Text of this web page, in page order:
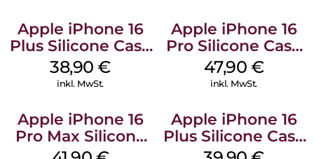
Apple iPhone 16
Plus Silicone Case
MagSafe Denim
38,90€
inkl. MwSt.
Apple iPhone 16
Pro Silicone Case
MagSafe Denim
47,90 €
inkl. MwSt.
Apple iPhone 16
Pro Max Silicone
Case MagSafe
Apple iPhone 16
Plus Silicone Case
MagSafe Plum